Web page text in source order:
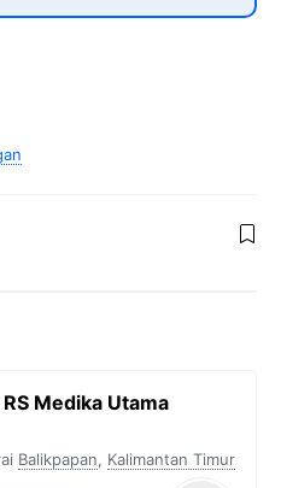
Medika Utama
Balikpapan, Kalimantan Timur